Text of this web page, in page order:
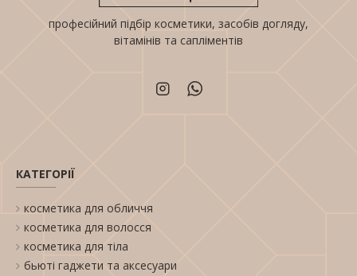
професійний підбір косметики, засобів догляду,
вітамінів та сапліментів
КАТЕГОРІЇ
косметика для обличчя
косметика для волосся
косметика для тіла
бьюті гаджети та аксесуари